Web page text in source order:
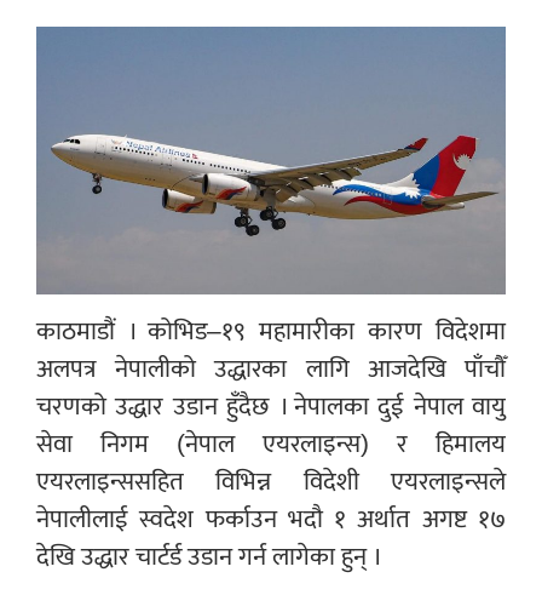
काठमाडौं । कोभिड–१९ महामारीका कारण विदेशमा
अलपत्र नेपालीको उद्धारका लागि आजदेखि पाँचौँ
चरणको उद्धार उडान हुँदैछ । नेपालका दुई नेपाल वायु
सेवा निगम (नेपाल एयरलाइन्स) र हिमालय
एयरलाइन्ससहित विभिन्न विदेशी एयरलाइन्सले
नेपालीलाई स्वदेश फर्काउन भदौ १ अर्थात अगष्ट १७
देखि उद्धार चार्टर्ड उडान गर्न लागेका हुन् ।